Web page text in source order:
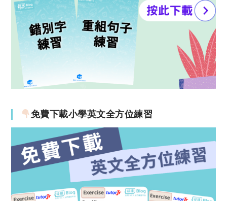
免費下載小學英文全方位練習